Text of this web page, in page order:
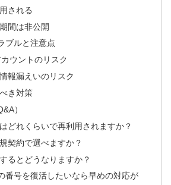
される
間は非公開
ブルと注意点
ウントのリスク
報漏えいのリスク
き対策
）
どれくらいで再利用されますか？
契約で選べますか？
るとどうなりますか？
番号を復活したいなら早めの対応が